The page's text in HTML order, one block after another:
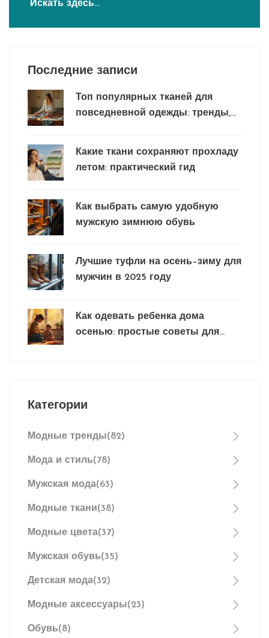
Последние записи
Топ популярных тканей для
повседневной одежды: тренды,
Какие ткани сохраняют прохладу
летом: практический гид
Как выбрать самую удобную
мужскую зимнюю обувь
Лучшие туфли на осень–зиму для
мужчин в 2025 году
Как одевать ребенка дома
осенью: простые советы для
Категории
Модные тренды(82)
Мода и стиль(78)
Мужская мода(63)
Модные ткани(38)
Модные цвета(37)
Мужская обувь(35)
Детская мода(32)
Модные аксессуары(23)
Обувь(8)